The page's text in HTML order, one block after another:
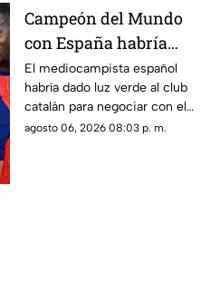
Campeón del Mundo
con España habría
rechazado al Real
Madrid para fichar con
el Barcelona
El mediocampista español
habría dado luz verde al club
catalán para negociar con el
Manchester City, mientras el
agosto 06, 2026 08:03 p. m.